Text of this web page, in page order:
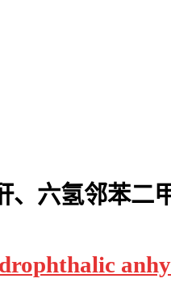
、六氢邻苯二